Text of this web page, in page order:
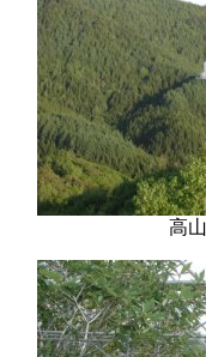
高